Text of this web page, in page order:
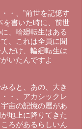
・、”前世を記憶す
を書いた時に、前世
、輪廻転生はある
、これは全員に聞
だけ、輪廻転生は
いたんですよ
ると、あの、大き
・、アカシックレ
宙の記憶の層があ
地上に降りてきた
ろがあるらしいん